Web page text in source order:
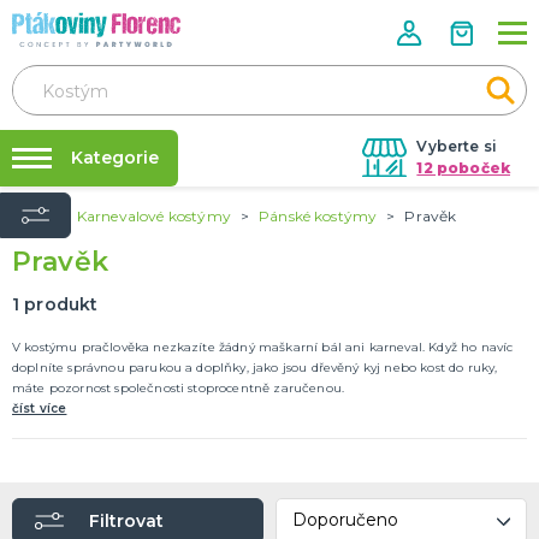
Vyberte si
12 poboček
Půjčovna kostýmů
Párty výzdoba na klíč
Nafukování balónků
Prodejny
Rozvoz
Párty Blog
Kariéra
Kontakt
Kategorie
ROZLUČKA SE SVOBODOU
Doplňky pro nevěstu
Doplňky pro ženicha
HALLOWEEN
Kostýmy
Výzdoba
DALŠÍ KATEGORIE
Úvod Karnevalové kostýmy Pánské kostýmy Pravěk
Pravěk
1 produkt
V kostýmu pračlověka nezkazíte žádný maškarní bál ani karneval. Když ho navíc
doplníte správnou parukou a doplňky, jako jsou dřevěný kyj nebo kost do ruky,
máte pozornost společnosti stoprocentně zaručenou.
číst více
Filtrovat